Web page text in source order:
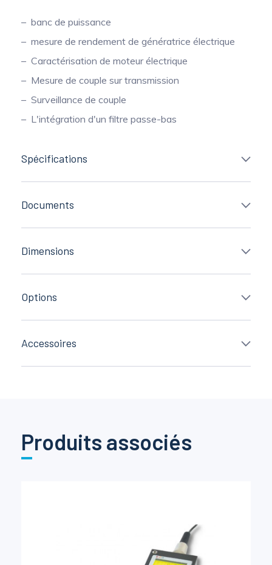
banc de puissance
mesure de rendement de génératrice électrique
Caractérisation de moteur électrique
Mesure de couple sur transmission
Surveillance de couple
L'intégration d'un filtre passe-bas
Spécifications
Documents
Dimensions
Options
Accessoires
Produits associés